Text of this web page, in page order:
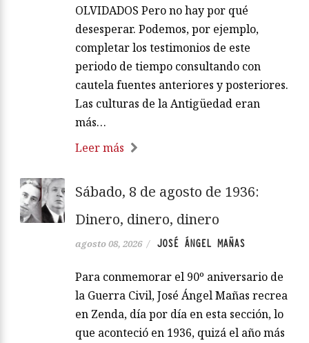
OLVIDADOS Pero no hay por qué
desesperar. Podemos, por ejemplo,
completar los testimonios de este
periodo de tiempo consultando con
cautela fuentes anteriores y posteriores.
Las culturas de la Antigüedad eran
más…
Leer más
Sábado, 8 de agosto de 1936:
Dinero, dinero, dinero
agosto 08, 2026 / JOSÉ ÁNGEL MAÑAS
Para conmemorar el 90º aniversario de
la Guerra Civil, José Ángel Mañas recrea
en Zenda, día por día en esta sección, lo
que aconteció en 1936, quizá el año más